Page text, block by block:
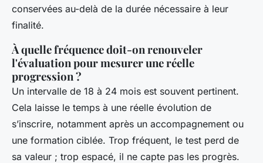
conservées au-delà de la durée nécessaire à leur
finalité.
À quelle fréquence doit-on renouveler
l'évaluation pour mesurer une réelle
progression ?
Un intervalle de 18 à 24 mois est souvent pertinent.
Cela laisse le temps à une réelle évolution de
s’inscrire, notamment après un accompagnement ou
une formation ciblée. Trop fréquent, le test perd de
sa valeur ; trop espacé, il ne capte pas les progrès.